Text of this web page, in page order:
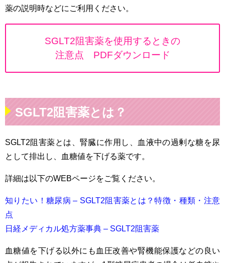
薬の説明時などにご利用ください。
SGLT2阻害薬を使用するときの
注意点 PDFダウンロード
SGLT2阻害薬とは？
SGLT2阻害薬とは、腎臓に作用し、血液中の過剰な糖を尿
として排出し、血糖値を下げる薬です。
詳細は以下のWEBページをご覧ください。
知りたい！糖尿病 – SGLT2阻害薬とは？特徴・種類・注意
点
日経メディカル処方薬事典 – SGLT2阻害薬
血糖値を下げる以外にも血圧改善や腎機能保護などの良い